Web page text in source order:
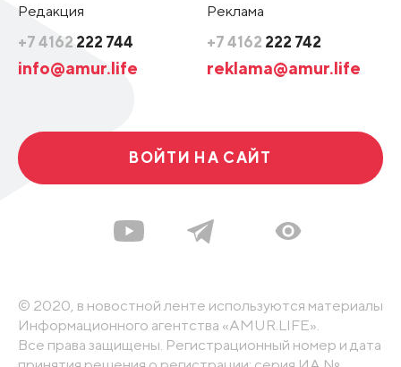
Редакция
+7 4162 222 744
info@amur.life
Реклама
+7 4162 222 742
reklama@amur.life
ВОЙТИ НА САЙТ
© 2020, в новостной ленте используются материалы
Информационного агентства «AMUR.LIFE».
Все права защищены. Регистрационный номер и дата